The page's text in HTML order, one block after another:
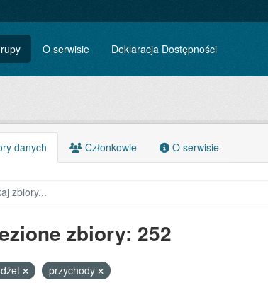
O serwisie Deklaracja Dostępności
danych Członkowie O serwisie
zbiory: 252
przychody